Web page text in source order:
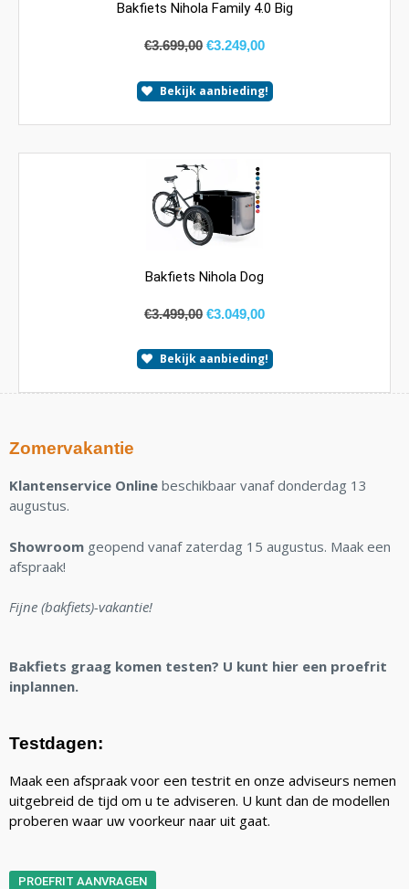
Bakfiets Nihola Family 4.0 Big
€3.699,00 €3.249,00
Bekijk aanbieding!
Bakfiets Nihola Dog
€3.499,00 €3.049,00
Bekijk aanbieding!
Zomervakantie
Klantenservice Online beschikbaar vanaf donderdag 13
augustus.
Showroom geopend vanaf zaterdag 15 augustus. Maak een
afspraak!
Fijne (bakfiets)-vakantie!
Bakfiets graag komen testen? U kunt hier een proefrit
inplannen.
Testdagen:
Maak een afspraak voor een testrit en onze adviseurs nemen
uitgebreid de tijd om u te adviseren. U kunt dan de modellen
proberen waar uw voorkeur naar uit gaat.
PROEFRIT AANVRAGEN